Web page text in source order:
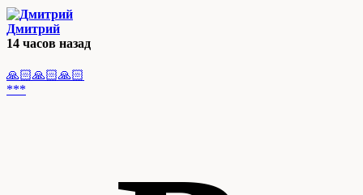
Дмитрий
14 часов назад
🙏🏻🙏🏻🙏🏻
***